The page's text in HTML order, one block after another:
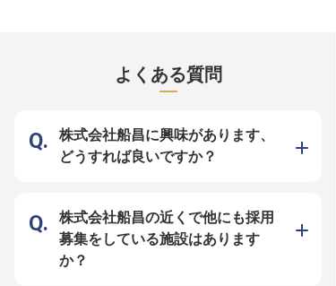
の一員として、ホテルで働く従業員
が安心して最高のサービスを提供で
の細やかな気配りや事務スキルが、
ホテル全体の品質向上に繋がり、多
くのお客様の笑顔を生み出す大切な
役割を担います。 ーー【安定した
に加え、年2回の賞与や退職金制
度、社員割引制度など、長く安心し
て働ける充実した福利厚生をご用意
しています。人事部門での経験を積
むことで、ホテル業界におけるキャ
リアアップの道も開けます。チーム
との打ち合わせ、行政への申請、家
具・備品の発注まで、多岐にわたる
業務を通じて、お客様が快適に過ご
様の笑顔と感動に繋がる、やりがい
溢れる日々が待っています。 ーー
【安定した環境で、キャリアを築
く】 完全週休2日制（土日祝休み）
与、退職金制度も完備。社員割引や
保養所など、充実した福利厚生も魅
力です。研修制度も整っており、未
経験の方も安心してキャリアをスタ
多くの人
ートも
社会保険
よくある質問
株式会社船昌に興味があります、
どうすれば良いですか？
株式会社船昌の近くで他にも採用
募集をしている施設はあります
か？